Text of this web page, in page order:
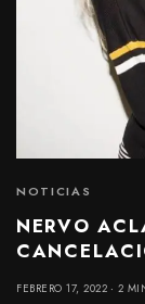
NOTICIAS
NERVO
FEBRERO 17, 2022 2